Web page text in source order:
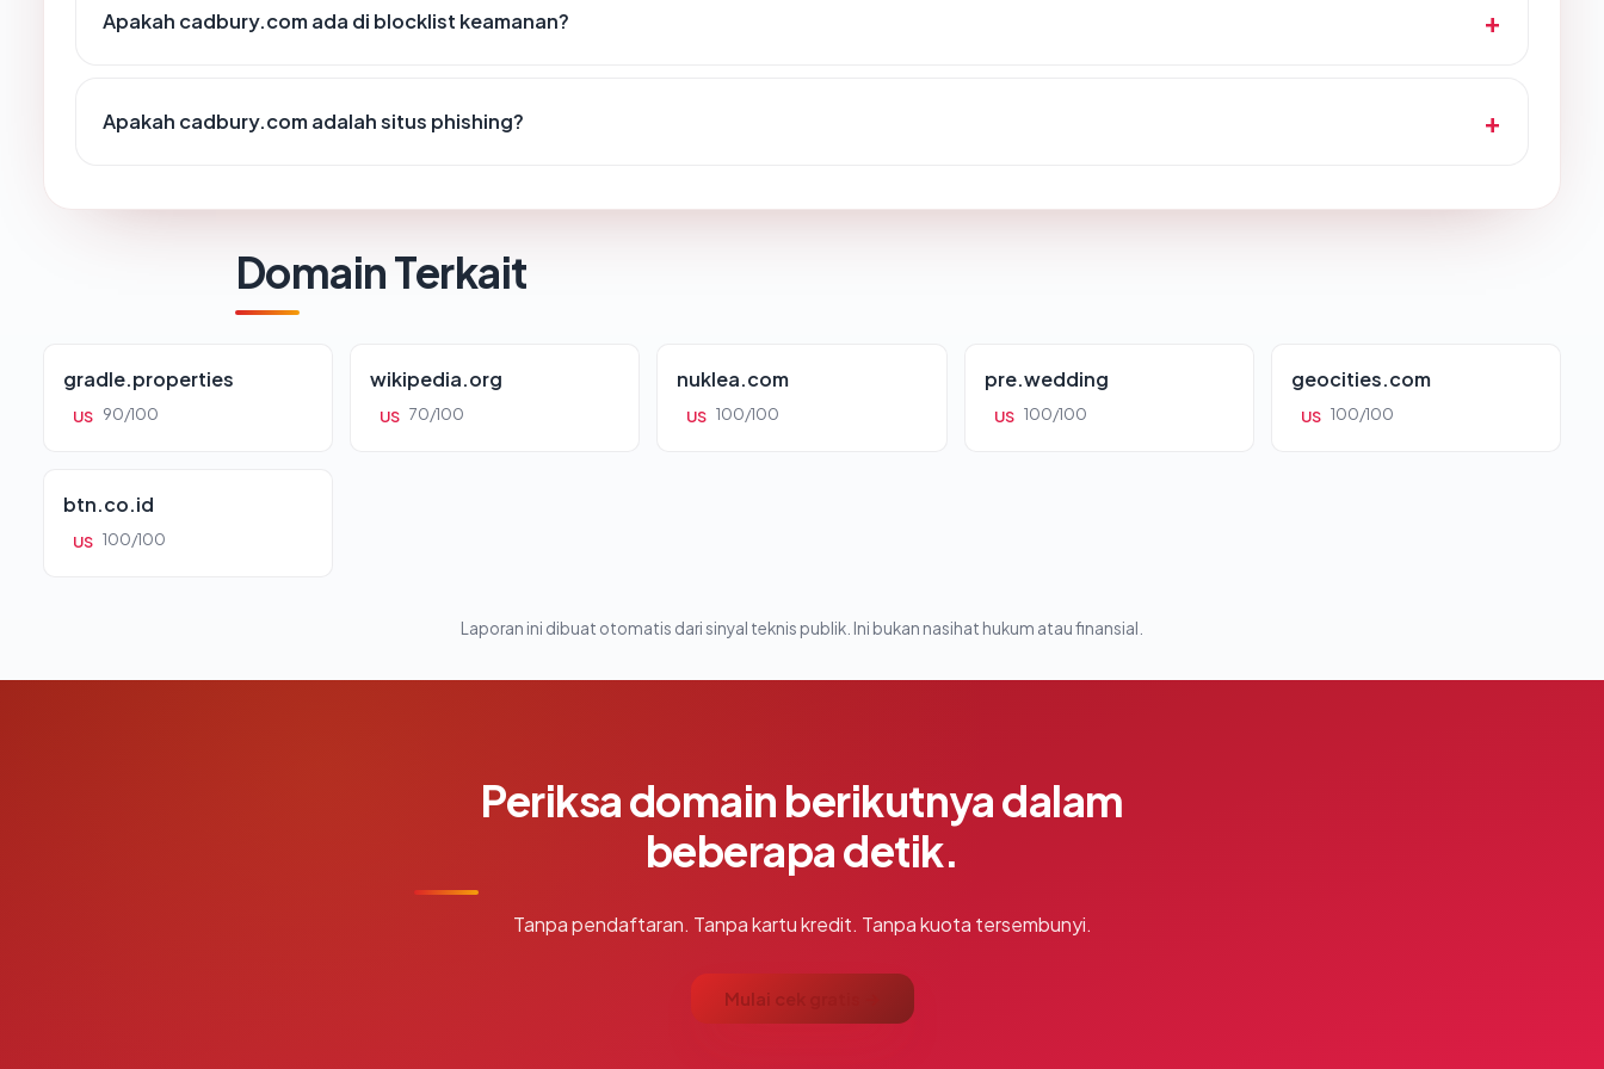
Apakah cadbury.com ada di blocklist keamanan?
Apakah cadbury.com adalah situs phishing?
Domain Terkait
gradle.properties
US 90/100
wikipedia.org
US 70/100
nuklea.com
US 100/100
pre.wedding
US 100/100
geocities.com
US 100/100
btn.co.id
US 100/100
Laporan ini dibuat otomatis dari sinyal teknis publik. Ini bukan nasihat hukum atau finansial.
Periksa domain berikutnya dalam
beberapa detik.
Tanpa pendaftaran. Tanpa kartu kredit. Tanpa kuota tersembunyi.
Mulai cek gratis →